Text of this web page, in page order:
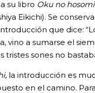
su libro Oku no
Eikichi). Se
que dice:
vino a sumarse el
tristes sones no
, la introducción es
en el camino.